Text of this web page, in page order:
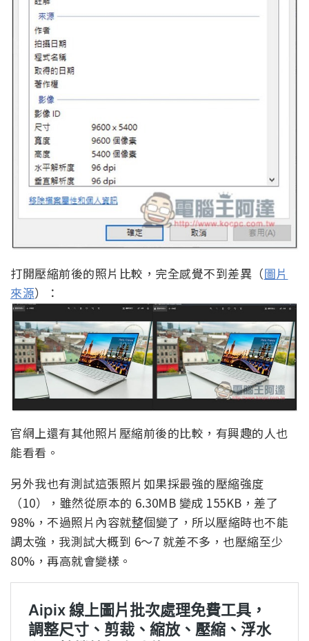
打開壓縮前後的照片比較，完全感覺不到差異（圖片
來源）：
官網上還有其他照片壓縮前後的比較，有興趣的人也
能看看。
另外我也有測試這張照片如果採最強的壓縮強度
（10），雖然從原本的 6.30MB 變成 155KB，差了
98%，不過照片內容就整個變了，所以壓縮時也不能
調太強，我測試大概到 6～7 就差不多，也壓縮至少
80%，再高就會變樣。